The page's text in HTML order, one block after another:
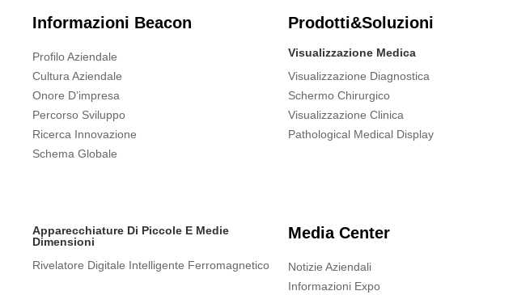
Informazioni Beacon
Profilo Aziendale
Cultura Aziendale
Onore D’impresa
Percorso Sviluppo
Ricerca Innovazione
Schema Globale
Prodotti&soluzioni
Visualizzazione Medica
Visualizzazione Diagnostica
Schermo Chirurgico
Visualizzazione Clinica
Pathological Medical Display
Apparecchiature Di Piccole E Medie
Dimensioni
Rivelatore Digitale Intelligente Ferromagnetico
Media Center
Notizie Aziendali
Informazioni Expo